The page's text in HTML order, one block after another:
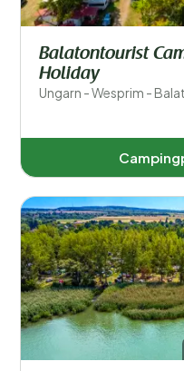
Balatontourist
Holiday
Ungarn - Wesprim -